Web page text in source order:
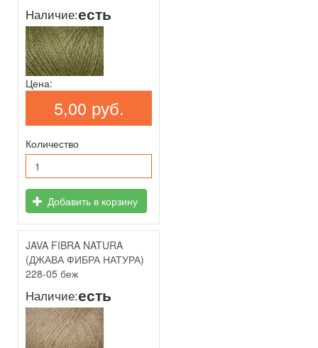
Наличие:есть
Цена:
5,00 руб.
Количество
Добавить в корзину
JAVA FIBRA NATURA
(ДЖАВА ФИБРА НАТУРА)
228-05 беж
Наличие:есть